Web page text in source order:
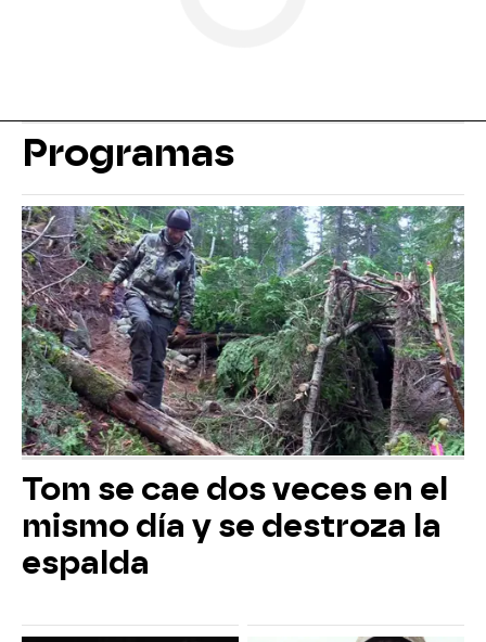
Programas
Tom se cae dos veces en el
mismo día y se destroza la
espalda